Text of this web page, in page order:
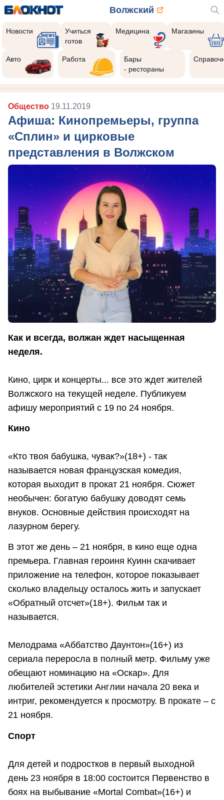
Волжский
Новости
Учиться
готов
Медицина Магазины
Авто Работа
Бары
- рестораны
Общество 19.11.2019
Афиша: Кинопремьеры, группа
«Сплин» и цирковые
представления в Волжском
Как и всегда, волжан ждет насыщенная
неделя.
Кино, цирк и концерты... все это ждет жителей
Волжского на текущей неделе. Публикуем
афишу мероприятий с 19 по 24 ноября.
Кино
«Кто твоя бабушка, чувак?»(18+) - так
называется новая французская комедия,
которая выходит в прокат 21 ноября. Сюжет
необычен: богатую бабушку доводят семь
внуков. Основные действия происходят на
лазурном берегу.
В этот же день – 21 ноября, в кино еще одна
премьера. Главная героиня Куинн скачивает
приложение на телефон, которое показывает
сколько владельцу осталось жить и запускает
«Обратный отсчет»(18+). Фильм так и
называется.
Мелодрама «Аббатство Даунтон»(16+) из
сериала переросла в полный метр. Фильму уже
обещают номинацию на «Оскар». Для
любителей эстетики Англии начала 20 века и
интриг, рекомендуется к просмотру. В прокате – с
21 ноября.
Спорт
Для детей и подростков в первый выходной
день 23 ноября в 18:00 состоится Первенство в
боях на выбывание «Mortal Combat»(16+) и